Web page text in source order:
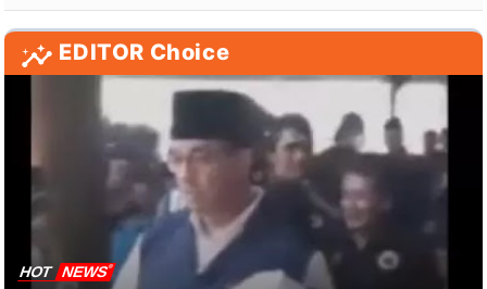
EDITOR Choice
HOT NEWS